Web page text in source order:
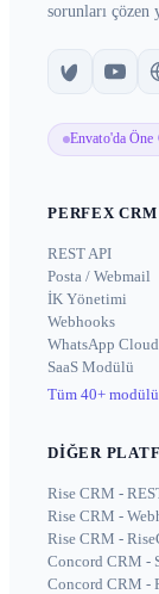
sorunları çözen
Envato'da Öne
PERFEX CRM
REST API
Posta / Webmail
İK Yönetimi
Webhooks
WhatsApp
SaaS Modülü
Tüm 40+
DIĞER
Rise CRM -
Rise CRM -
Rise CRM -
Concord CRM -
Concord CRM -